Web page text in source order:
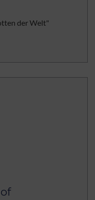
der Welt"